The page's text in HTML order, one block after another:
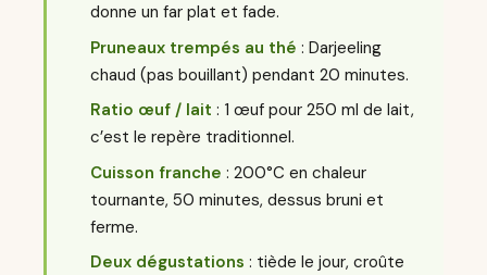
donne un far plat et fade.
Pruneaux trempés au thé : Darjeeling
chaud (pas bouillant) pendant 20 minutes.
Ratio œuf / lait : 1 œuf pour 250 ml de lait,
c’est le repère traditionnel.
Cuisson franche : 200°C en chaleur
tournante, 50 minutes, dessus bruni et
ferme.
Deux dégustations : tiède le jour, croûte